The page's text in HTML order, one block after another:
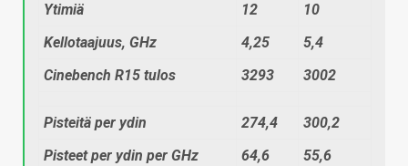
Ytimiä
12
10
Kellotaajuus, GHz
4,25
5,4
Cinebench R15 tulos
3293 3002
Pisteitä per ydin 274,4
300,2
Pisteet per ydin per GHz
64,6 55,6